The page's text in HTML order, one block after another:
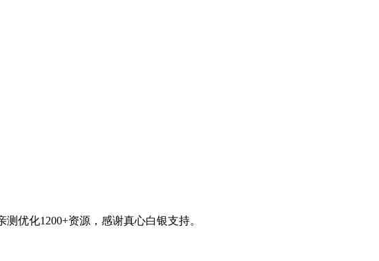
优化1200+资源，感谢真心白银支持。